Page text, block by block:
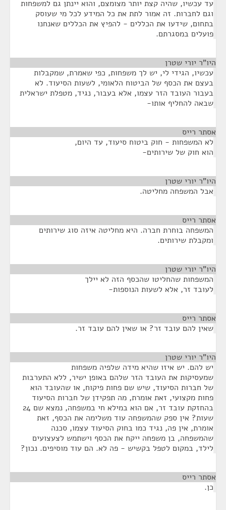
עד עכשיו, שהיה קצת יותר מצומצם, והוא יינתן גם למשפחות
וגם לחברות. זה אמור לתת את כל המידע לכל מי שעוסק
בתחום, שידעו את הכללים - להפיץ את הכללים שאנחנו
פועלים במסגרתם.
היו"ר יורי שטרן
עכשיו, הגידי לי, יש לך משפחות, כפי שאמרת, שמקבלות
בעצם את הכסף של הביטוח הלאומי, לשעות הסיעוד. לא
בעבור העובד הזר עצמו, אלא בעבור, נגיד, מטפלת ישראלית
שבאה להחליף אותו-
אסתר רייס
לא המשפחות - חוק ביטוח סיעוד, עד היום,
הוא חוק של שירותים-
היו"ר יורי שטרן
אבל המשפחה מחליטה.
אסתר רייס
המשפחה בוחרת חברה. היא מחליטה איזה סוג שירותים
ומקבלת שירותים.
היו"ר יורי שטרן
המשפחות שהחליטו שהכסף הזה לא יילך
לעובד זר, אלא לשעות הנוספות-
אסתר רייס
שאין להם עובד זר? או שאין להם עובד זר.
היו"ר יורי שטרן
יש להם. יש איזו שהיא מידה שלפיה משפחות
שמעסיקות את העובד הזר שלהם באופן ישיר, ללא התערבות
של חברות הסיעוד, שיש שם פחות פיקוח, או שהעובד הוא
פחות מקצועי, זאת אומרת, מה תפקידן של חברות הסיעוד
בהחזקת עובד זר, אם הוא במילא חי במשפחה, נמצא שם 24
שעות? אין ספק שהמשפחה עוד משלימה את הכסף, זאת
אומרת, אין פה, נגיד כמו בחוק הסיעוד עצמו, סכנה
שהמשפחה, בן משפחה ייקח את הכסף וישתמש לצעצועים
לילד, במקום לטפל בקשיש - פה לא. הם עוד מוסיפים. נכון?
אסתר רייס
כן.